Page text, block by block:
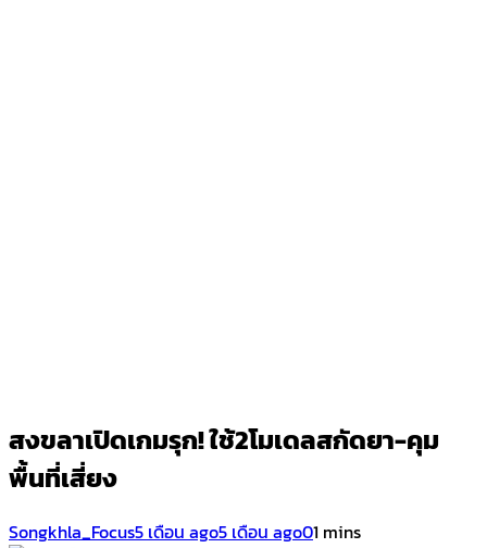
สงขลาเปิดเกมรุก! ใช้2โมเดลสกัดยา-คุม
พื้นที่เสี่ยง
Songkhla_Focus5 เดือน ago5 เดือน ago01 mins